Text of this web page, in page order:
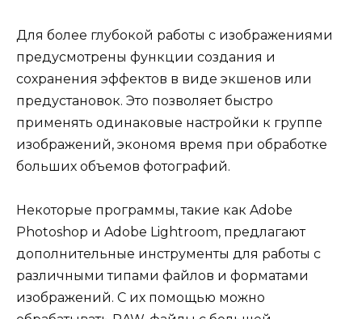
Для более глубокой работы с изображениями
предусмотрены функции создания и
сохранения эффектов в виде экшенов или
предустановок. Это позволяет быстро
применять одинаковые настройки к группе
изображений, экономя время при обработке
больших объемов фотографий.
Некоторые программы, такие как Adobe
Photoshop и Adobe Lightroom, предлагают
дополнительные инструменты для работы с
различными типами файлов и форматами
изображений. С их помощью можно